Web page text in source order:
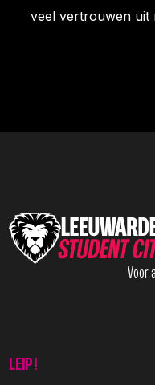
veel vertrouwen uit
Voor
LEIP!